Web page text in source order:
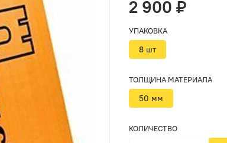
2 900 ₽
КОЛИЧЕСТВО
УПАКОВКА
8 шт
ТОЛЩИНА МАТЕРИАЛА
50 мм